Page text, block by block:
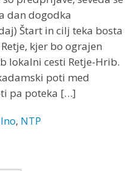
dan dogodka
Štart in cilj teka bosta
kjer bo ograjen
lokalni cesti Retje-Hrib.
poti med
pa poteka […]
, NTP